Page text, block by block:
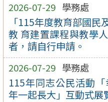
2026-07-29 學務處
「115年度教育部國
教 育建置課程與教學
者，請自行申請。
2026-07-29 學務處
115年同志公民活動
年一起長大」互動式展